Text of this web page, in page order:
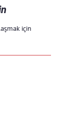
için